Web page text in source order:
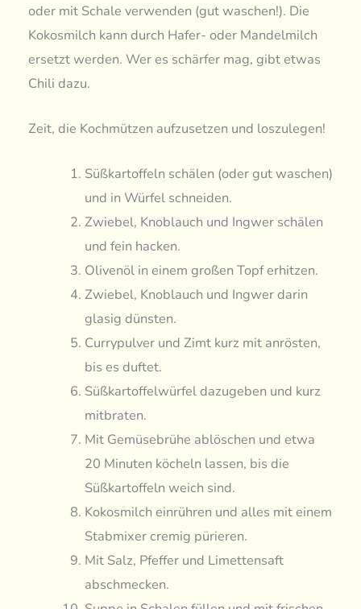
oder mit Schale verwenden (gut waschen!). Die
Kokosmilch kann durch Hafer- oder Mandelmilch
ersetzt werden. Wer es schärfer mag, gibt etwas
Chili dazu.
Zeit, die Kochmützen aufzusetzen und loszulegen!
Süßkartoffeln schälen (oder gut waschen)
und in Würfel schneiden.
Zwiebel, Knoblauch und Ingwer schälen
und fein hacken.
Olivenöl in einem großen Topf erhitzen.
Zwiebel, Knoblauch und Ingwer darin
glasig dünsten.
Currypulver und Zimt kurz mit anrösten,
bis es duftet.
Süßkartoffelwürfel dazugeben und kurz
mitbraten.
Mit Gemüsebrühe ablöschen und etwa
20 Minuten köcheln lassen, bis die
Süßkartoffeln weich sind.
Kokosmilch einrühren und alles mit einem
Stabmixer cremig pürieren.
Mit Salz, Pfeffer und Limettensaft
abschmecken.